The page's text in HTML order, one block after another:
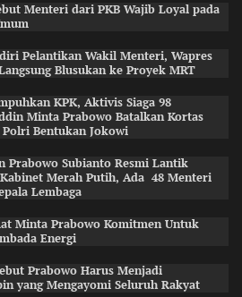
Menteri dari PKB Wajib Loyal pada
Pelantikan Wakil Menteri, Wapres
Blusukan ke Proyek MRT
KPK, Aktivis Siaga 98
Minta Prabowo Batalkan Kortas
Bentukan Jokowi
Prabowo Subianto Resmi Lantik
Merah Putih, Ada 48 Menteri
Lembaga
Minta Prabowo Komitmen Untuk
Energi
Prabowo Harus Menjadi
yang Mengayomi Seluruh Rakyat